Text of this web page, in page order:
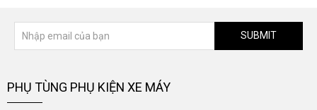
SUBMIT
PHỤ TÙNG PHỤ KIỆN XE MÁY